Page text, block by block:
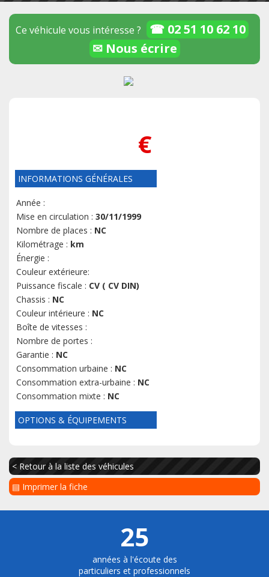
Ce véhicule vous intéresse ?
☎ 02 51 10 62 10
✉ Nous écrire
€
INFORMATIONS GÉNÉRALES
Année :
Mise en circulation : 30/11/1999
Nombre de places : NC
Kilométrage : km
Énergie :
Couleur extérieure:
Puissance fiscale : CV ( CV DIN)
Chassis : NC
Couleur intérieure : NC
Boîte de vitesses :
Nombre de portes :
Garantie : NC
Consommation urbaine : NC
Consommation extra-urbaine : NC
Consommation mixte : NC
OPTIONS & ÉQUIPEMENTS
< Retour à la liste des véhicules
▤ Imprimer la fiche
25
années à l'écoute des
particuliers et professionnels